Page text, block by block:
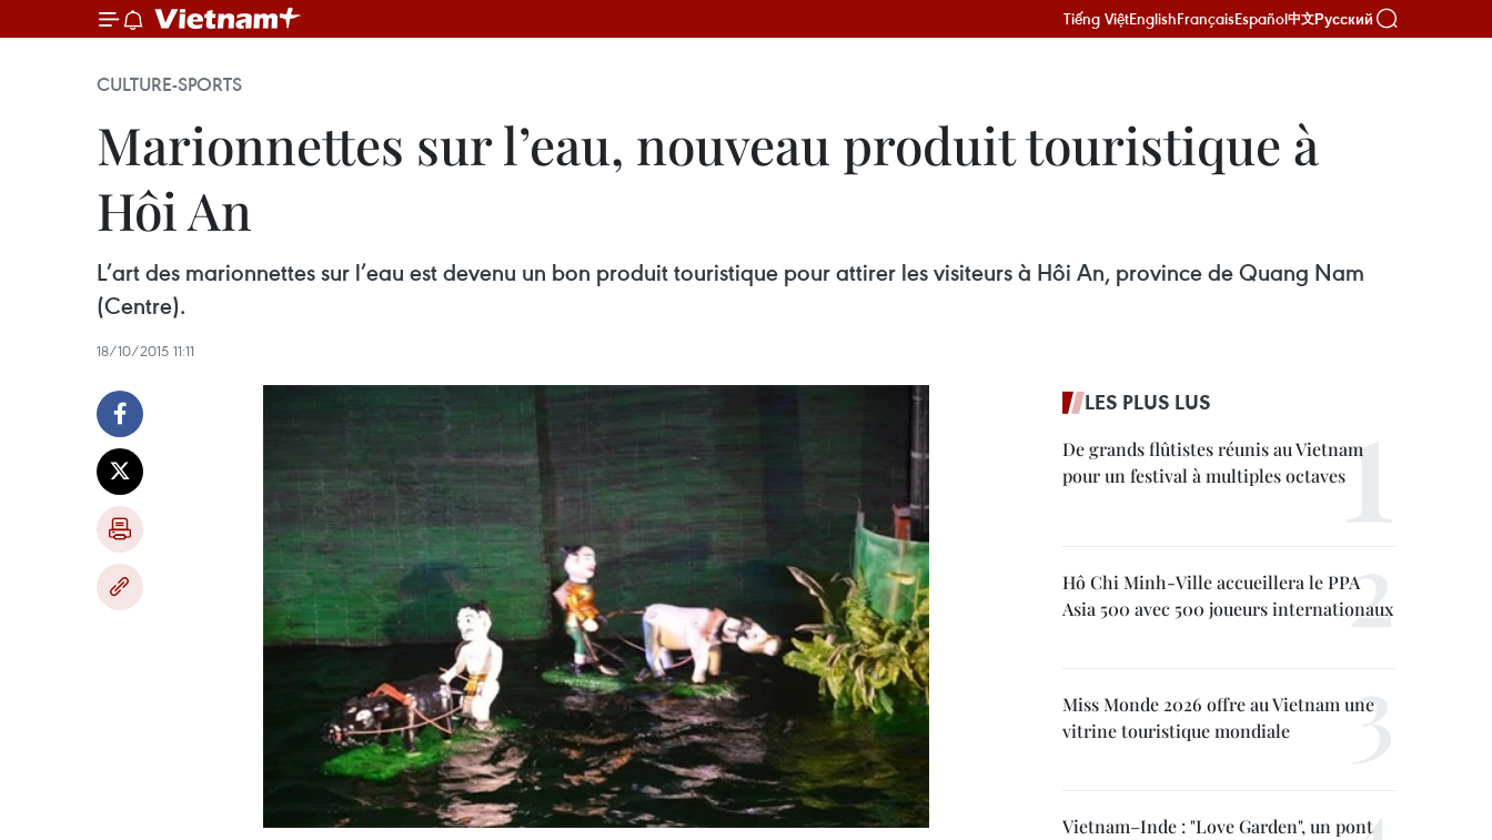
Tiếng ViệtEnglishFrançaisEspañol中文Русский
CULTURE-SPORTS
Marionnettes sur l’eau, nouveau produit touristique à
Hôi An
L’art des marionnettes sur l’eau est devenu un bon produit touristique pour attirer les visiteurs à Hôi An, province de Quang Nam
(Centre).
18/10/2015 11:11
LES PLUS LUS
De grands flûtistes réunis au Vietnam
pour un festival à multiples octaves
Hô Chi Minh-Ville accueillera le PPA
Asia 500 avec 500 joueurs internationaux
Miss Monde 2026 offre au Vietnam une
vitrine touristique mondiale
Vietnam–Inde : "Love Garden", un pont